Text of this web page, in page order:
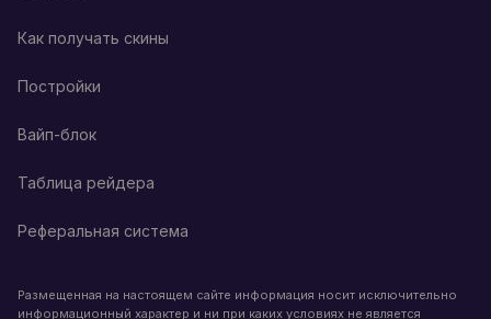
Как получать скины
Постройки
Вайп-блок
Таблица рейдера
Реферальная система
Размещенная на настоящем сайте информация носит исключительно
информационный характер и ни при каких условиях не является